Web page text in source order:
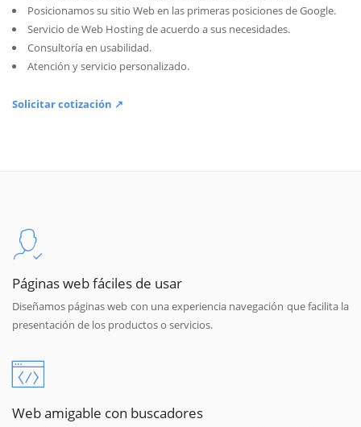
Posicionamos su sitio Web en las primeras posiciones de Google.
Servicio de Web Hosting de acuerdo a sus necesidades.
Consultoría en usabilidad.
Atención y servicio personalizado.
Solicitar cotización ↗
Páginas web fáciles de usar
Diseñamos páginas web con una experiencia navegación que facilita la
presentación de los productos o servicios.
Web amigable con buscadores